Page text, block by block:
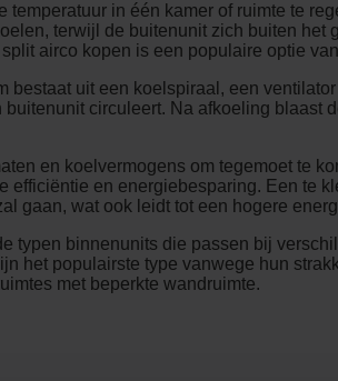
in één kamer of ruimte te
terwijl de buitenunit zich buiten
airco kopen is een populaire optie
uit een koelspiraal, een
circuleert. Na afkoeling
en koelvermogens om tegemoet te
efficiëntie en energiebesparing. Een te
gaan, wat ook leidt tot een hogere
typen binnenunits die passen bij
het populairste type vanwege hun
met beperkte wandruimte.